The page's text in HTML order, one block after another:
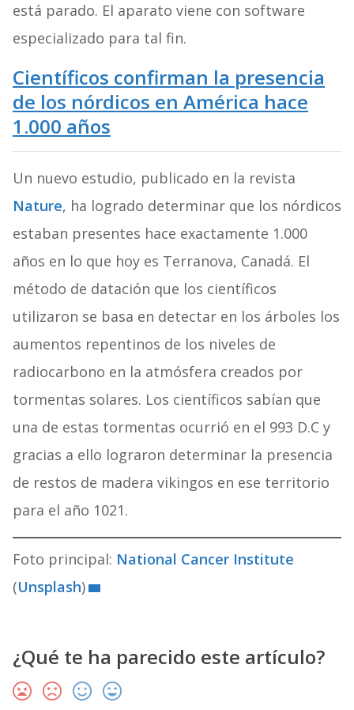
está parado. El aparato viene con software
especializado para tal fin.
Científicos confirman la presencia
de los nórdicos en América hace
1.000 años
Un nuevo estudio, publicado en la revista
Nature, ha logrado determinar que los nórdicos
estaban presentes hace exactamente 1.000
años en lo que hoy es Terranova, Canadá. El
método de datación que los científicos
utilizaron se basa en detectar en los árboles los
aumentos repentinos de los niveles de
radiocarbono en la atmósfera creados por
tormentas solares. Los científicos sabían que
una de estas tormentas ocurrió en el 993 D.C y
gracias a ello lograron determinar la presencia
de restos de madera vikingos en ese territorio
para el año 1021.
Foto principal: National Cancer Institute
(Unsplash)
¿Qué te ha parecido este artículo?